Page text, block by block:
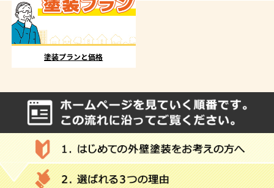
塗装プランと価格